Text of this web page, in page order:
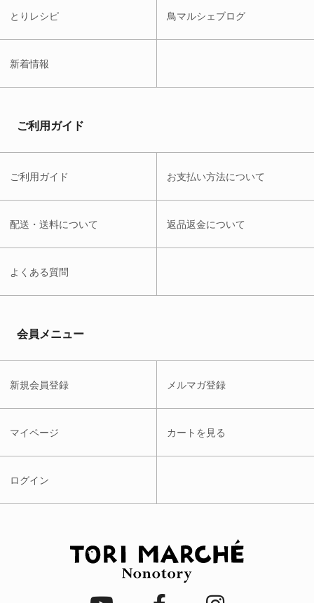
とりレシピ 鳥マルシェブログ
新着情報
ご利用ガイド
ご利用ガイド お支払い方法について
配送・送料について 返品返金について
よくある質問
会員メニュー
新規会員登録 メルマガ登録
マイページ カートを見る
ログイン